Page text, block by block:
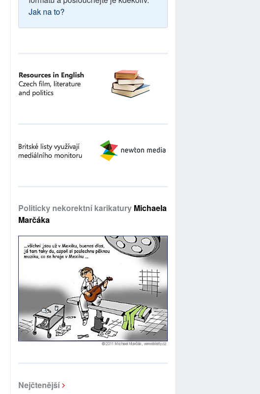
Jak na to?
Politicky nekorektní karikatury Michaela
Marčáka
Nejčtenější